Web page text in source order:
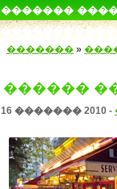
�������
������� »
������
16 ������� 2010 -